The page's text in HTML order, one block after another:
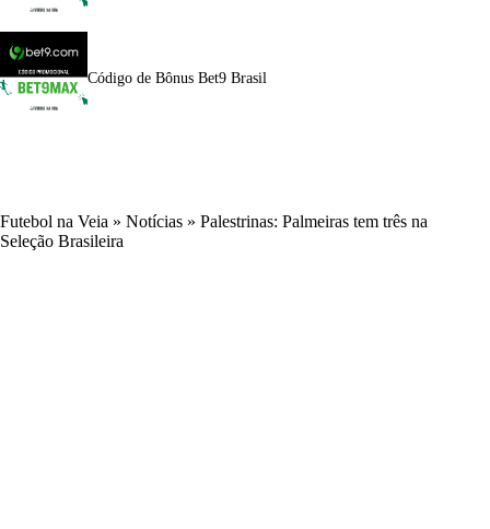
Código de Bônus Bet9 Brasil
Futebol na Veia » Notícias » Palestrinas: Palmeiras tem três na
Seleção Brasileira